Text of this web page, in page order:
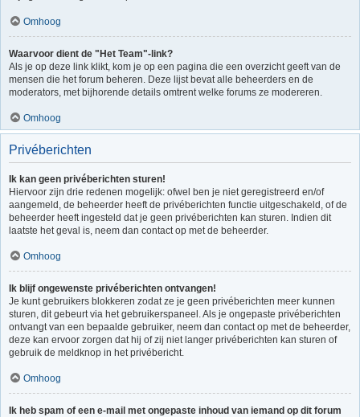
Omhoog
Waarvoor dient de "Het Team"-link?
Als je op deze link klikt, kom je op een pagina die een overzicht geeft van de
mensen die het forum beheren. Deze lijst bevat alle beheerders en de
moderators, met bijhorende details omtrent welke forums ze modereren.
Omhoog
Privéberichten
Ik kan geen privéberichten sturen!
Hiervoor zijn drie redenen mogelijk: ofwel ben je niet geregistreerd en/of
aangemeld, de beheerder heeft de privéberichten functie uitgeschakeld, of de
beheerder heeft ingesteld dat je geen privéberichten kan sturen. Indien dit
laatste het geval is, neem dan contact op met de beheerder.
Omhoog
Ik blijf ongewenste privéberichten ontvangen!
Je kunt gebruikers blokkeren zodat ze je geen privéberichten meer kunnen
sturen, dit gebeurt via het gebruikerspaneel. Als je ongepaste privéberichten
ontvangt van een bepaalde gebruiker, neem dan contact op met de beheerder,
deze kan ervoor zorgen dat hij of zij niet langer privéberichten kan sturen of
gebruik de meldknop in het privébericht.
Omhoog
Ik heb spam of een e-mail met ongepaste inhoud van iemand op dit forum